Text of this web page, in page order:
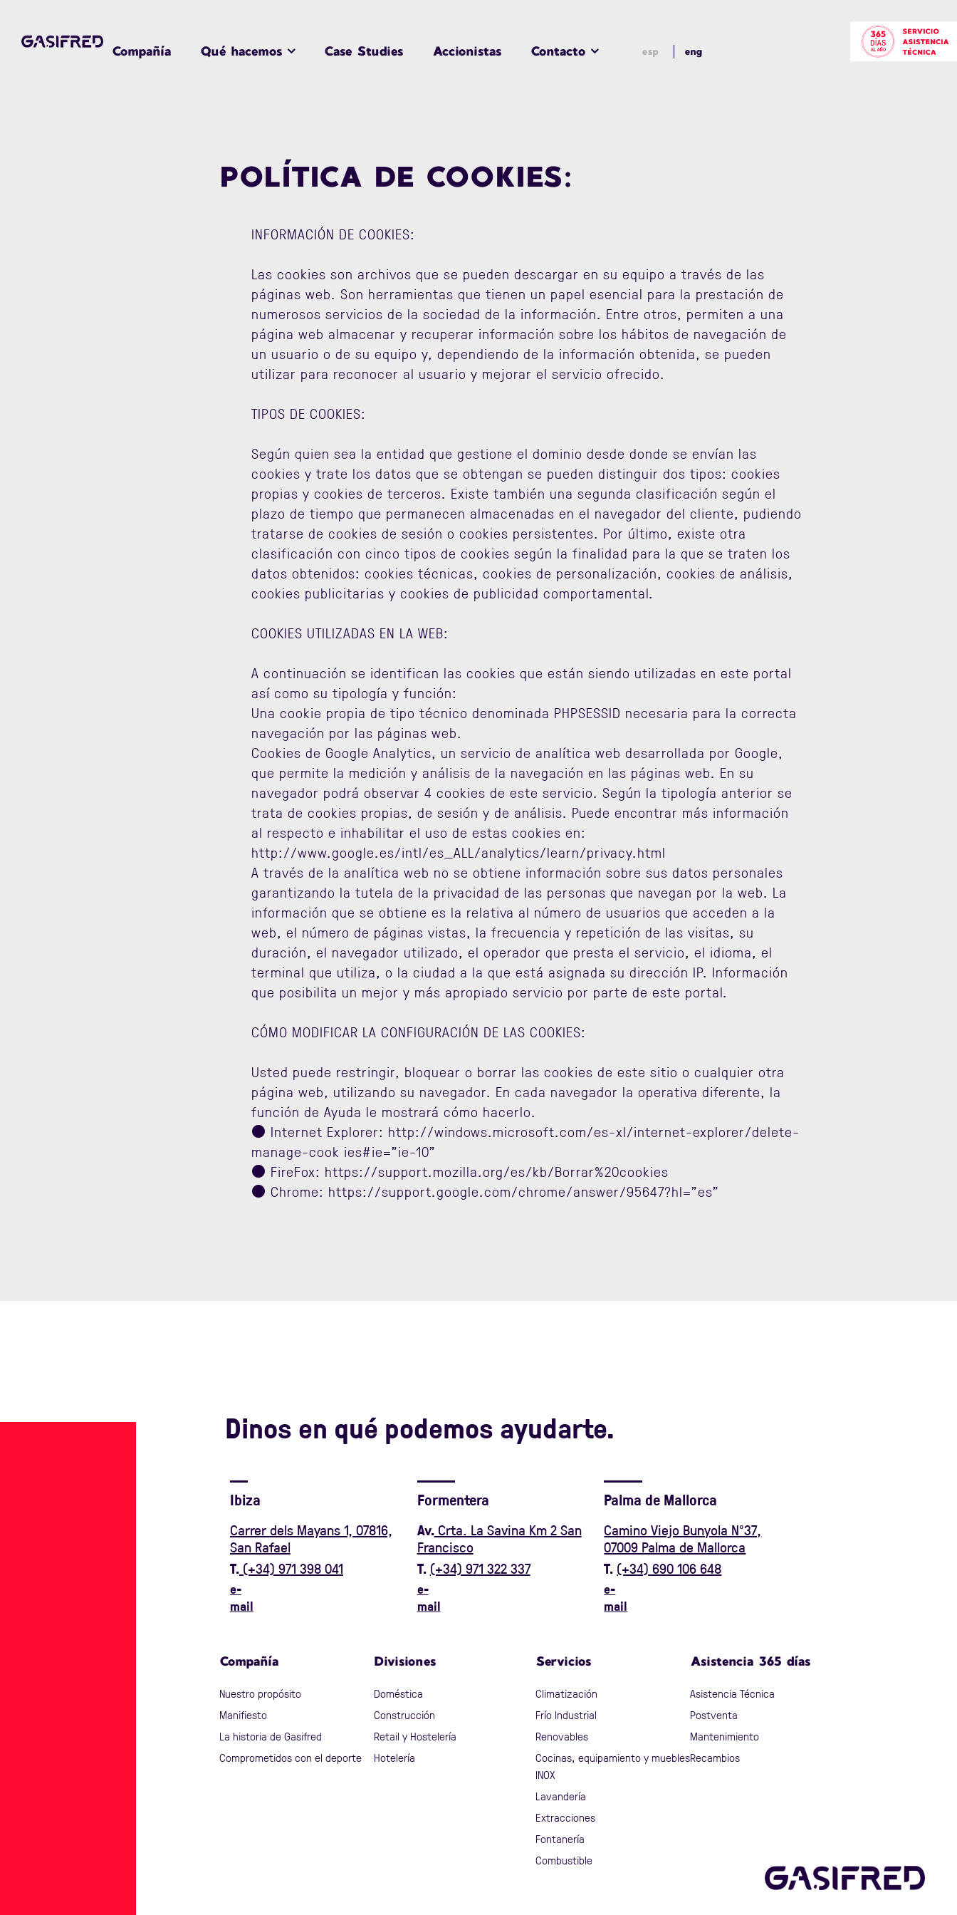
Compañía Qué hacemos Case Studies Accionistas Contacto esp eng
POLÍTICA DE COOKIES:
INFORMACIÓN DE COOKIES:
Las cookies son archivos que se pueden descargar en su equipo a través de las
páginas web. Son herramientas que tienen un papel esencial para la prestación de
numerosos servicios de la sociedad de la información. Entre otros, permiten a una
página web almacenar y recuperar información sobre los hábitos de navegación de
un usuario o de su equipo y, dependiendo de la información obtenida, se pueden
utilizar para reconocer al usuario y mejorar el servicio ofrecido.
TIPOS DE COOKIES:
Según quien sea la entidad que gestione el dominio desde donde se envían las
cookies y trate los datos que se obtengan se pueden distinguir dos tipos: cookies
propias y cookies de terceros. Existe también una segunda clasificación según el
plazo de tiempo que permanecen almacenadas en el navegador del cliente, pudiendo
tratarse de cookies de sesión o cookies persistentes. Por último, existe otra
clasificación con cinco tipos de cookies según la finalidad para la que se traten los
datos obtenidos: cookies técnicas, cookies de personalización, cookies de análisis,
cookies publicitarias y cookies de publicidad comportamental.
COOKIES UTILIZADAS EN LA WEB:
A continuación se identifican las cookies que están siendo utilizadas en este portal
así como su tipología y función:
Una cookie propia de tipo técnico denominada PHPSESSID necesaria para la correcta
navegación por las páginas web.
Cookies de Google Analytics, un servicio de analítica web desarrollada por Google,
que permite la medición y análisis de la navegación en las páginas web. En su
navegador podrá observar 4 cookies de este servicio. Según la tipología anterior se
trata de cookies propias, de sesión y de análisis. Puede encontrar más información
al respecto e inhabilitar el uso de estas cookies en:
http://www.google.es/intl/es_ALL/analytics/learn/privacy.html
A través de la analítica web no se obtiene información sobre sus datos personales
garantizando la tutela de la privacidad de las personas que navegan por la web. La
información que se obtiene es la relativa al número de usuarios que acceden a la
web, el número de páginas vistas, la frecuencia y repetición de las visitas, su
duración, el navegador utilizado, el operador que presta el servicio, el idioma, el
terminal que utiliza, o la ciudad a la que está asignada su dirección IP. Información
que posibilita un mejor y más apropiado servicio por parte de este portal.
CÓMO MODIFICAR LA CONFIGURACIÓN DE LAS COOKIES:
Usted puede restringir, bloquear o borrar las cookies de este sitio o cualquier otra
página web, utilizando su navegador. En cada navegador la operativa diferente, la
función de Ayuda le mostrará cómo hacerlo.
● Internet Explorer: http://windows.microsoft.com/es-xl/internet-explorer/delete-
manage-cook ies#ie="ie-10"
● FireFox: https://support.mozilla.org/es/kb/Borrar%20cookies
● Chrome: https://support.google.com/chrome/answer/95647?hl="es"
Dinos en qué podemos ayudarte.
Ibiza
Carrer dels Mayans 1, 07816,
San Rafael
T.(+34) 971 398 041
e-
mail
Formentera
Av.Crta. La Savina Km 2 San
Francisco
T. (+34) 971 322 337
e-
mail
Palma de Mallorca
Camino Viejo Bunyola Nº37,
07009 Palma de Mallorca
T. (+34) 690 106 648
e-
mail
Compañía
Nuestro propósito
Manifiesto
La historia de Gasifred
Comprometidos con el deporte
Divisiones
Doméstica
Construcción
Retail y Hostelería
Hotelería
Servicios
Climatización
Frío Industrial
Renovables
Cocinas, equipamiento y muebles
INOX
Lavandería
Extracciones
Fontanería
Combustible
Asistencia 365 días
Asistencia Técnica
Postventa
Mantenimiento
Recambios